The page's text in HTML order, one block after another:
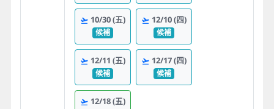
10/30(五)
候補
12/10(四)
候補
12/11 (五)
候補
12/17(四)
候補
12/18(五)